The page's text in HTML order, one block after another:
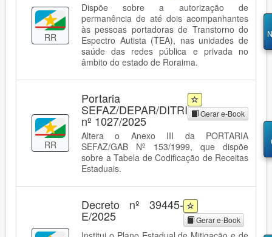
RR
Dispõe sobre a autorização de
permanência de até dois acompanhantes
às pessoas portadoras de Transtorno do
Espectro Autista (TEA), nas unidades de
saúde das redes pública e privada no
âmbito do estado de Roraima.
RR
Portaria
SEFAZ/DEPAR/DITRI
nº 1027/2025 Gerar e-Book
Altera o Anexo III da PORTARIA
SEFAZ/GAB Nº 153/1999, que dispõe
sobre a Tabela de Codificação de Receitas
Estaduais.
Decreto nº 39445-
E/2025 Gerar e-Book